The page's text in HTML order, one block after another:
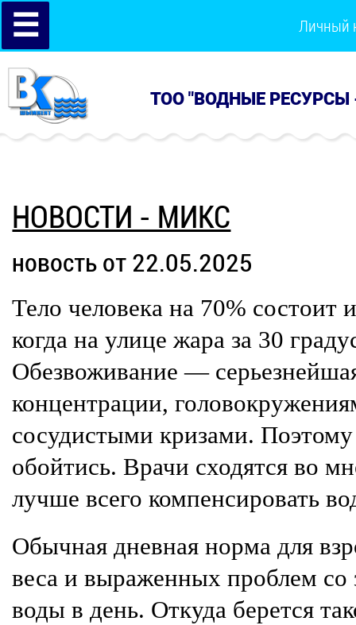
☰ Личный
ТОО "ВОДНЫЕ РЕСУРСЫ
НОВОСТИ - МИКС
новость от 22.05.2025
Тело человека на 70% состоит
когда на улице жара за 30
Обезвоживание —
концентрации,
сосудистыми кризами.
обойтись. Врачи сходятся во
лучше всего компенсировать
Обычная дневная норма для
веса и выраженных проблем
воды в день. Откуда берется